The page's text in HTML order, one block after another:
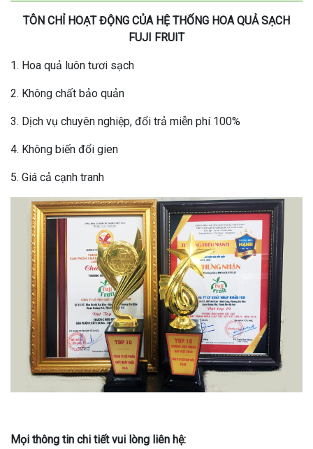
TÔN CHỈ HOẠT ĐỘNG CỦA HỆ THỐNG HOA QUẢ SẠCH
FUJI FRUIT
1. Hoa quả luôn tươi sạch
2. Không chất bảo quản
3. Dịch vụ chuyên nghiệp, đổi trả miễn phí 100%
4. Không biến đổi gien
5. Giá cả cạnh tranh
Mọi thông tin chi tiết vui lòng liên hệ: